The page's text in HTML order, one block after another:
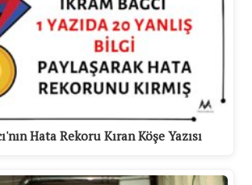
Hata Rekoru Kıran Köşe Yazısı